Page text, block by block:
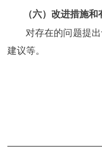
（六）改进措施和
对存在的问题提
建议等。